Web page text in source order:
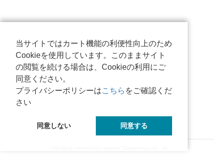
当サイトではカート機能の利便性向上のため
Cookieを使用しています。このままサイト
の閲覧を続ける場合は、Cookieの利用にご
同意ください。
プライバシーポリシーはこちら をご確認くだ
さい
同意しない 同意する